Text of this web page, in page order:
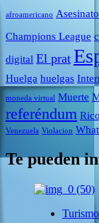
afroamericano Asesinato
Champions League
digital El prat
Huelga huelgas
moneda virtual Muerte
referéndum
Venezuela Violacion
Te pueden
Turismo